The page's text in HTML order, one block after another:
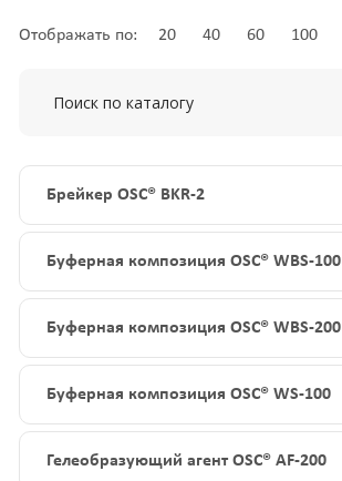
Отображать по: 20 40 60 100
Брейкер OSC® BKR-2
Буферная композиция OSC® WBS-100
Буферная композиция OSC® WBS-200
Буферная композиция OSC® WS-100
Гелеобразующий агент OSC® AF-200